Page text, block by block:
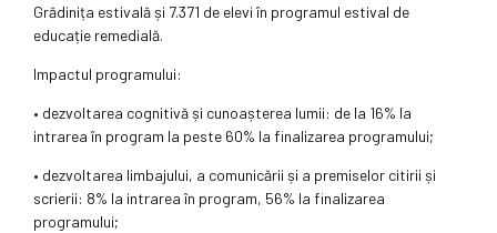
Grădinița estivală și 7.371 de elevi în programul estival de
educație remedială.
Impactul programului:
• dezvoltarea cognitivă și cunoașterea lumii: de la 16% la
intrarea în program la peste 60% la finalizarea programului;
• dezvoltarea limbajului, a comunicării și a premiselor citirii și
scrierii: 8% la intrarea în program, 56% la finalizarea
programului;